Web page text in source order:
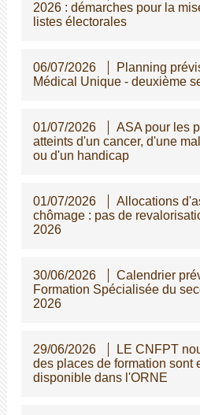
2026 : démarches pour la
listes électorales
06/07/2026
Planning
Médical Unique - deuxième
01/07/2026
ASA pour les
atteints d'un cancer, d'une
ou d'un handicap
01/07/2026
Allocations
chômage : pas de
2026
30/06/2026
Calendrier
Formation Spécialisée du
2026
29/06/2026
LE CNFPT
des places de formation sont
disponible dans l'ORNE